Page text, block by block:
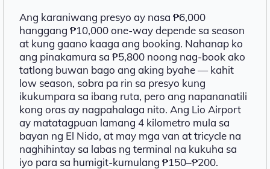
Ang karaniwang presyo ay nasa ₱6,000
hanggang ₱10,000 one-way depende sa season
at kung gaano kaaga ang booking. Nahanap ko
ang pinakamura sa ₱5,800 noong nag-book ako
tatlong buwan bago ang aking byahe — kahit
low season, sobra pa rin sa presyo kung
ikukumpara sa ibang ruta, pero ang napananatili
kong oras ay nagpahalaga nito. Ang Lio Airport
ay matatagpuan lamang 4 kilometro mula sa
bayan ng El Nido, at may mga van at tricycle na
naghihintay sa labas ng terminal na kukuha sa
iyo para sa humigit-kumulang ₱150–₱200.